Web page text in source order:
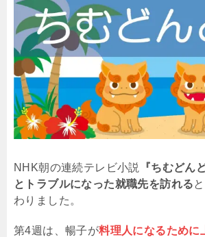
NHK朝の連続テレビ小説 『ちむどん
とトラブルになった就職先を訪れる
わりました。
第4週は、暢子が料理人になるために